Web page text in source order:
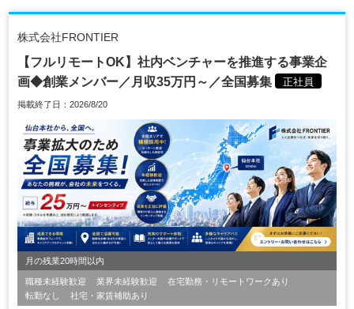
株式会社FRONTIER
【フルリモートOK】社内ベンチャーを推進する事業企
画◆創業メンバー／月収35万円～／全国募集
正社員
掲載終了日：2026/8/20
月の残業20時間以内
職種未経験歓迎 業界未経験歓迎
在宅勤務・リモートワークあり
転勤なし
社宅・家賃補助あり